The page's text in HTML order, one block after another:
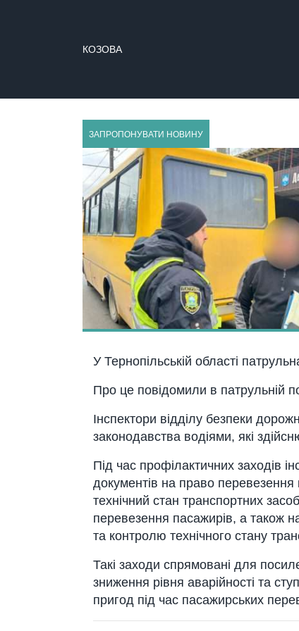
ЗАПРОПОНУВАТИ НОВИНУ
У Тернопільській області
Про це повідомили в патрульній
Інспектори відділу безпеки
законодавства водіями, які
Під час профілактичних заходів
документів на право
технічний стан транспортних
перевезення пасажирів, а також
та контролю технічного стану
Такі заходи спрямовані для
зниження рівня аварійності та
пригод під час пасажирських